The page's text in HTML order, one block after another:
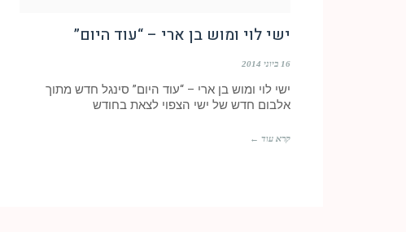
ישי לוי ומוש בן ארי – “עוד היום”
16 ביוני 2014
ישי לוי ומוש בן ארי – “עוד היום” סינגל חדש מתוך
אלבום חדש של ישי הצפוי לצאת בחודש
קרא עוד ←